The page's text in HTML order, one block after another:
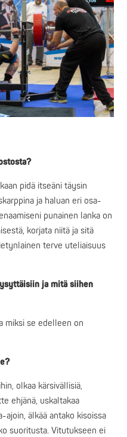
pidä itseäni täysin
ja haluan eri osa-
punainen lanka on
korjata niitä ja sitä
terve uteliaisuus
ja mitä siihen
miksi se edelleen on
olkaa kärsivällisiä,
ehjänä, uskaltakaa
ajoin, älkää antako kisoissa
suoritusta. Vitutukseen ei